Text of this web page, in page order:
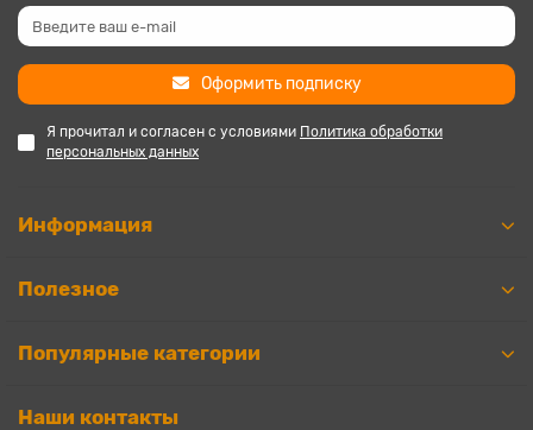
Оформить подписку
Я прочитал и согласен с условиями Политика обработки
персональных данных
Информация
Полезное
Популярные категории
Наши контакты